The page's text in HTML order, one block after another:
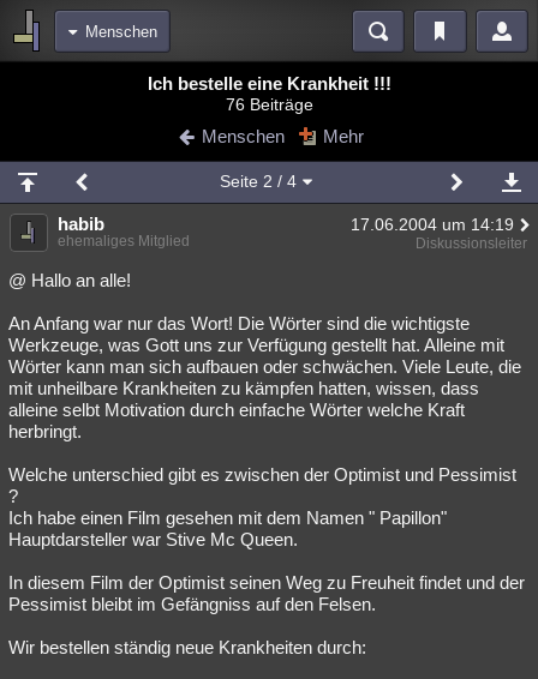
Menschen
Blogs
Chat Wiki Neuigkeiten
meine Rubriken
Menschen Mystery Kriminalfälle
Spiritualität
Natur Umfragen Unterhaltung
weitere Rubriken
Philosophie Träume Orte Esoterik Literatur
Astronomie
Verbesserungen Allmystery
Übersichten
Lesenswert Schlüsselwörter
Ich bestelle eine Krankheit !!!
76 Beiträge
Menschen Mehr
Seite 2 / 4
habib 17.06.2004 um 14:19
ehemaliges Mitglied Diskussionsleiter
@ Hallo an alle!
An Anfang war nur das Wort! Die Wörter sind die wichtigste
Werkzeuge, was Gott uns zur Verfügung gestellt hat. Alleine mit
Wörter kann man sich aufbauen oder schwächen. Viele Leute, die
mit unheilbare Krankheiten zu kämpfen hatten, wissen, dass
alleine selbt Motivation durch einfache Wörter welche Kraft
herbringt.
Welche unterschied gibt es zwischen der Optimist und Pessimist
?
Ich habe einen Film gesehen mit dem Namen " Papillon"
Hauptdarsteller war Stive Mc Queen.
In diesem Film der Optimist seinen Weg zu Freuheit findet und der
Pessimist bleibt im Gefängniss auf den Felsen.
Wir bestellen ständig neue Krankheiten durch: